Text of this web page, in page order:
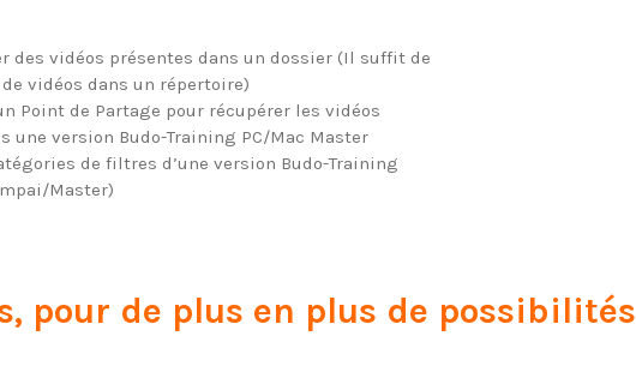
des vidéos présentes dans un dossier (Il suffit de
vidéos dans un répertoire)
Point de Partage pour récupérer les vidéos
une version Budo-Training PC/Mac Master
de filtres d’une version Budo-Training
Master)
, pour de plus en plus de possibilités